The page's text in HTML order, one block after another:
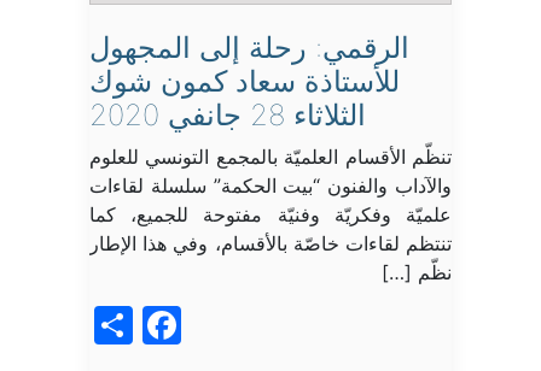
الرقمي: رحلة إلى المجهول
للأستاذة سعاد كمون شوك
الثلاثاء 28 جانفي 2020
تنظّم الأقسام العلميّة بالمجمع التونسي للعلوم
والآداب والفنون “بيت الحكمة” سلسلة لقاءات
علميّة وفكريّة وفنيّة مفتوحة للجميع، كما
تنتظم لقاءات خاصّة بالأقسام، وفي هذا الإطار
نظّم […]